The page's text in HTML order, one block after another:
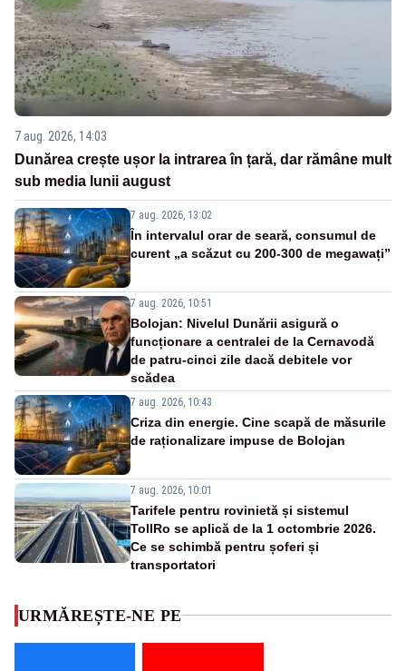
7 aug. 2026, 14:03
Dunărea crește ușor la intrarea în țară, dar rămâne mult
sub media lunii august
7 aug. 2026, 13:02
În intervalul orar de seară, consumul de
curent „a scăzut cu 200-300 de megawați”
7 aug. 2026, 10:51
Bolojan: Nivelul Dunării asigură o
funcționare a centralei de la Cernavodă
de patru-cinci zile dacă debitele vor
scădea
7 aug. 2026, 10:43
Criza din energie. Cine scapă de măsurile
de raționalizare impuse de Bolojan
7 aug. 2026, 10:01
Tarifele pentru rovinietă și sistemul
TollRo se aplică de la 1 octombrie 2026.
Ce se schimbă pentru șoferi și
transportatori
URMĂREȘTE-NE PE